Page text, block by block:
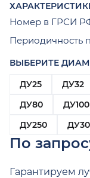
Номер в ГРСИ
Периодичность
ВЫБЕРИТЕ
ДУ25
ДУ32
ДУ80
ДУ100
ДУ250
По
Гарантируем